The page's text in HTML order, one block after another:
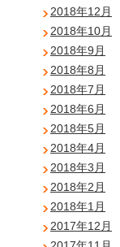
2018年12月
2018年10月
2018年9月
2018年8月
2018年7月
2018年6月
2018年5月
2018年4月
2018年3月
2018年2月
2018年1月
2017年12月